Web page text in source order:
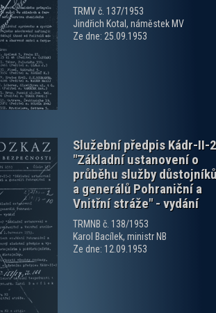
TRMV č. 137/1953
Jindřich Kotal, náměstek MV
Ze dne: 25.09.1953
Služební předpis Kádr-II-2
"Základní ustanovení o
průběhu služby důstojníků
a generálů Pohraniční a
Vnitřní stráže" - vydání
TRMNB č. 138/1953
Karol Bacílek, ministr NB
Ze dne: 12.09.1953